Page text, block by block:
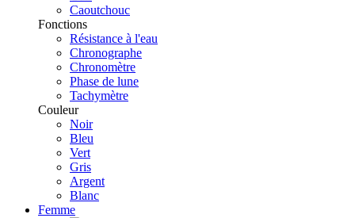
Caoutchouc
Fonctions
Résistance à l'eau
Chronographe
Chronomètre
Phase de lune
Tachymètre
Couleur
Noir
Bleu
Vert
Gris
Argent
Blanc
Femme